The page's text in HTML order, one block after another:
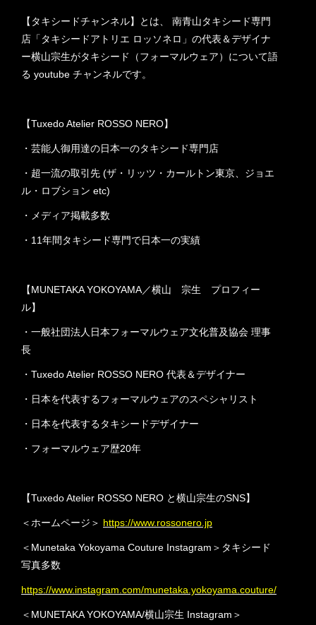
お願いいたします。 〈テーマ〉
キシード、タキシードの着こな
し方、オーダータキシードとレ
【タキシードチャンネル】とは、 南青山タキシード専門
店「タキシードアトリエ ロッソネロ」の代表＆デザイナ
ー横山宗生がタキシード（フォーマルウェア）について語
る youtube チャンネルです。
【Tuxedo Atelier ROSSO NERO】
・芸能人御用達の日本一のタキシード専門店
・超一流の取引先 (ザ・リッツ・カールトン東京、ジョエ
ル・ロブション etc)
・メディア掲載多数
・11年間タキシード専門で日本一の実績
【MUNETAKA YOKOYAMA／横山 宗生 プロフィー
ル】
・一般社団法人日本フォーマルウェア文化普及協会 理事
長
・Tuxedo Atelier ROSSO NERO 代表＆デザイナー
・日本を代表するフォーマルウェアのスペシャリスト
・日本を代表するタキシードデザイナー
・フォーマルウェア歴20年
【Tuxedo Atelier ROSSO NERO と横山宗生のSNS】
＜ホームページ＞ https://www.rossonero.jp
＜Munetaka Yokoyama Couture Instagram＞タキシード
写真多数
https://www.instagram.com/munetaka.yokoyama.couture/
＜MUNETAKA YOKOYAMA/横山宗生 Instagram＞